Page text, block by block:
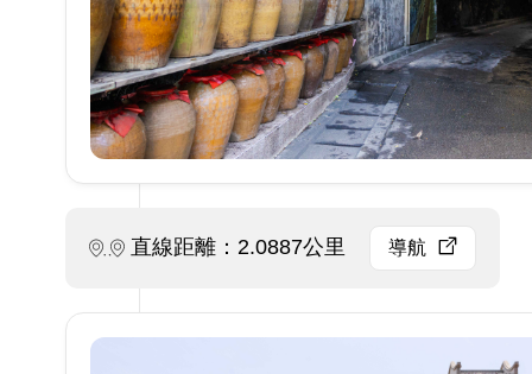
直線距離：2.0887公里 導航